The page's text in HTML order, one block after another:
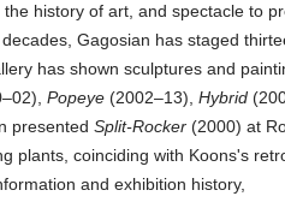
history of art, and spectacle to
Gagosian has staged
has shown sculptures and
Popeye (2002–13), Hybrid
presented Split-Rocker (2000) at
plants, coinciding with Koons's
and exhibition history,